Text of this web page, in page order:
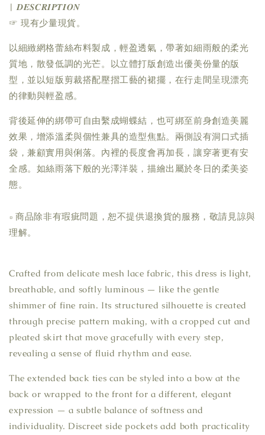
| 𝑫𝑬𝑺𝑪𝑹𝑰𝑷𝑻𝑰𝑶𝑵
☞ 現有少量現貨。
以細緻網格蕾絲布料製成，輕盈透氣，帶著如細雨般的柔光
質地，散發低調的光芒。以立體打版創造出優美份量的版
型，並以短版剪裁搭配壓摺工藝的裙擺，在行走間呈現漂亮
的律動與輕盈感。
背後延伸的綁帶可自由繫成蝴蝶結，也可綁至前身創造美麗
效果，增添溫柔與個性兼具的造型焦點。兩側設有洞口式插
袋，兼顧實用與俐落。內裡的長度會再加長，讓穿著更有安
全感。如絲雨落下般的光澤洋裝，描繪出屬於冬日的柔美姿
態。
▫ 商品除非有瑕疵問題，恕不提供退換貨的服務，敬請見諒與
理解。
Crafted from delicate mesh lace fabric, this dress is light,
breathable, and softly luminous — like the gentle
shimmer of fine rain. Its structured silhouette is created
through precise pattern making, with a cropped cut and
pleated skirt that move gracefully with every step,
revealing a sense of fluid rhythm and ease.
The extended back ties can be styled into a bow at the
back or wrapped to the front for a different, elegant
expression — a subtle balance of softness and
individuality. Discreet side pockets add both practicality